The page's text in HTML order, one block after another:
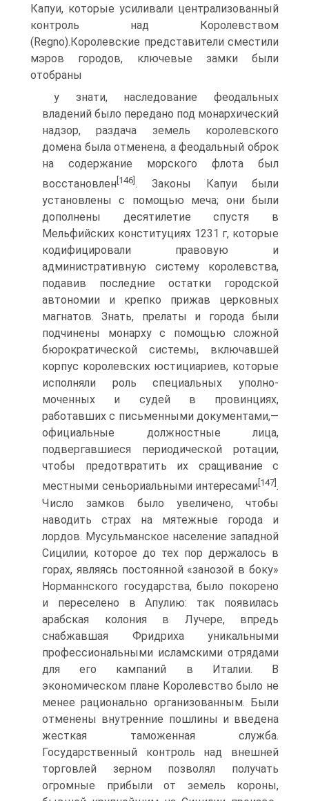
Капуи, которые усиливали цент­рализованный
контроль над Королевством
(Regno).Королевские пред­ставители сместили
мэров городов, ключевые замки были
отобраны
у знати, наследование феодальных
владений было передано под монар­хический
надзор, раздача земель королевского
домена была отменена, а феодальный оброк
на содержание морского флота был
восстановлен [146] . Законы Капуи были
установлены с помощью меча; они были
дополне­ны десятилетие спустя в
Мельфийских конституциях 1231 г, которые
ко­дифицировали правовую и
административную систему королевства,
по­давив последние остатки городской
автономии и крепко прижав цер­ковных
магнатов. Знать, прелаты и города были
подчинены монарху с помощью сложной
бюрократической системы, включавшей
корпус ко­ролевских юстициариев, которые
исполняли роль специальных уполно­
моченных и судей в провинциях,
работавших с письменными документа­ми,—
официальные должностные лица,
подвергавшиеся периодической ротации,
чтобы предотвратить их сращивание с
местными сеньори­альными интересами [147] .
Число замков было увеличено, чтобы
наводить страх на мятежные города и
лордов. Мусульманское население западной
Сицилии, которое до тех пор держалось в
горах, являясь постоянной «занозой в боку»
Норманнского государства, было покорено
и переселе­но в Апулию: так появилась
арабская колония в Лучере, впредь
снабжав­шая Фридриха уникальными
профессиональными исламскими отряда­ми
для его кампаний в Италии. В
экономическом плане Королевство было не
менее рационально организованным. Были
отменены внутрен­ние пошлины и введена
жесткая таможенная служба.
Государственный контроль над внешней
торговлей зерном позволял получать
огромные прибыли от земель короны,